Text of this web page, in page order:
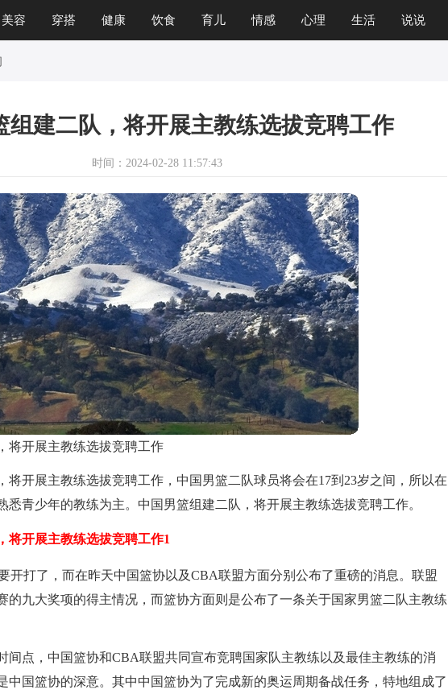
美容 穿搭 健康 饮食 育儿 情感 心理 生活 说说
组建二队，将开展主教练选拔竞聘工作
时间：2024-02-28 11:57:43
将开展主教练选拔竞聘工作
将开展主教练选拔竞聘工作，中国男篮二队球员将会在17到23岁之间，所以在
悉青少年的教练为主。中国男篮组建二队，将开展主教练选拔竞聘工作。
开展主教练选拔竞聘工作1
开打了，而在昨天中国篮协以及CBA联盟方面分别公布了重磅的消息。联盟
的九大奖项的得主情况，而篮协方面则是公布了一条关于国家男篮二队主教练
间点，中国篮协和CBA联盟共同宣布竞聘国家队主教练以及最佳主教练的消
中国篮协的深意。其中中国篮协为了完成新的奥运周期备战任务，特地组成了